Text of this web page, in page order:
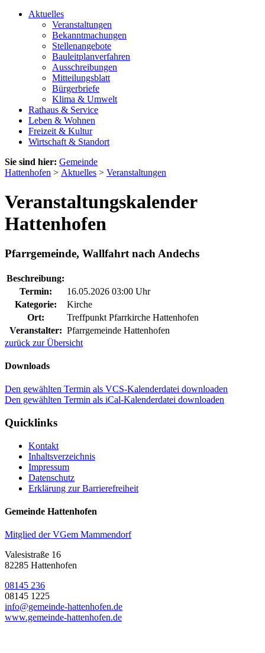
Aktuelles
Veranstaltungen
Bekanntmachungen
Stellenangebote
Bauleitplanverfahren
Ausschreibungen
Mitteilungsblatt
Bürgerbriefe
Klima & Umwelt
Rathaus & Service
Leben & Wohnen
Freizeit & Kultur
Wirtschaft & Standort
Sie sind hier: Gemeinde
Hattenhofen > Aktuelles > Veranstaltungen
Veranstaltungskalender
Hattenhofen
Pfarrgemeinde, Wallfahrt nach Andechs
Beschreibung:
Termin:
16.05.2026 03:00 Uhr
Kategorie:
Kirche
Ort:
Treffpunkt Pfarrkirche Hattenhofen
Veranstalter: Pfarrgemeinde Hattenhofen
zurück zur Übersicht
Downloads
Den gewählten Termin als VCS-Kalenderdatei downloaden
Den gewählten Termin als iCal-Kalenderdatei downloaden
Quicklinks
Kontakt
Inhaltsverzeichnis
Impressum
Datenschutz
Erklärung zur Barrierefreiheit
Gemeinde Hattenhofen
Mitglied der VGem Mammendorf
Valesistraße 16
82285 Hattenhofen
08145 236
08145 1225
info@gemeinde-hattenhofen.de
www.gemeinde-hattenhofen.de